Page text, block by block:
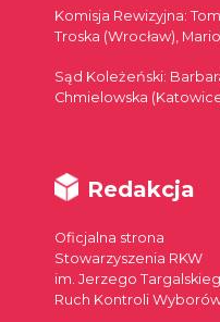
Komisja Rewizyjna:
Troska (Wrocław),
Sąd Koleżeński:
Chmielowska
Redakcja
Oficjalna strona
Stowarzyszenia RKW
im. Jerzego
Ruch Kontroli